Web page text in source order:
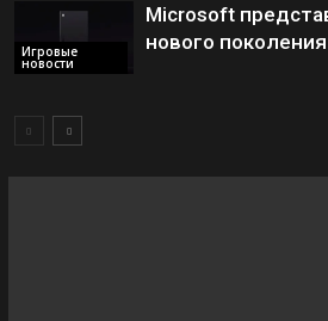
Игровые
новости
Microsoft
нового